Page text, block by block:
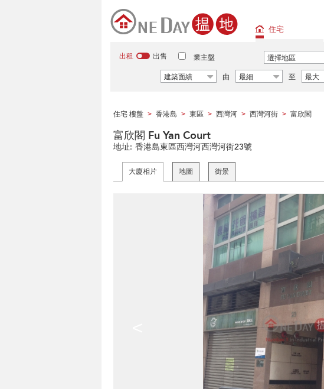
住宅
出租 出售 業主盤 選擇地區
建築面績
由 最細 至 最大
住宅 樓盤 > 香港島 > 東區 > 西灣河 > 西灣河街 > 富欣閣
富欣閣 Fu Yan Court
地址: 香港島東區西灣河西灣河街23號
大廈相片 地圖 街景